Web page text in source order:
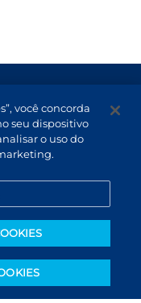
você concorda
seu dispositivo
o uso do